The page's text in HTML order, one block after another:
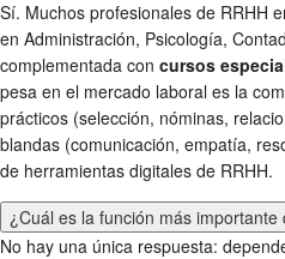
Sí. Muchos profesionales de RRHH
en Administración, Psicología,
complementada con cursos
pesa en el mercado laboral es la
prácticos (selección, nóminas,
blandas (comunicación, empatía,
de herramientas digitales de RRHH.
¿Cuál es la función más importante
No hay una única respuesta: